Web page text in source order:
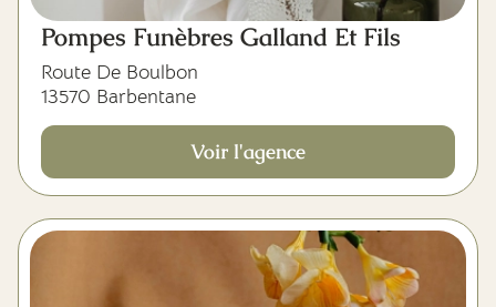
Pompes Funèbres Galland Et Fils
Route De Boulbon
13570 Barbentane
Voir l'agence